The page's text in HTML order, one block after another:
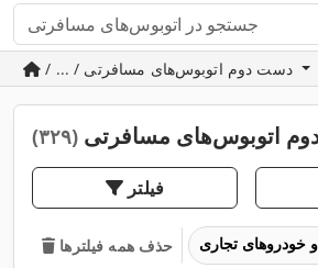
/ ... / دست دوم اتوبوس‌های مسافرتی
اتوبوس‌های مسافرتی (۳۲۹)
فیلتر
حذف همه فیلترها